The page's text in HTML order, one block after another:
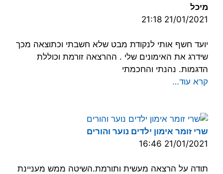
מיכל
21/01/2021 21:18
יועד חשף אותי לנקודת מבט שלא חשבתי וכתוצאה מכך
שידרג את האימונים שלי . ההרצאה זורמת וכוללת
הדגמות. נהנתי והחכמתי
קרא עוד…
שרי זומר אימון ילדים נוער והורים
21/01/2021 16:46
תודה על הרצאה מעשית ותורמת.השיטה ממש מעניינת